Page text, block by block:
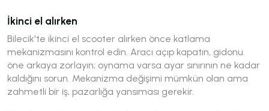
İkinci el alırken
Bilecik'te ikinci el scooter alırken önce katlama
mekanizmasını kontrol edin. Aracı açıp kapatın, gidonu
öne arkaya zorlayın; oynama varsa ayar sınırının ne kadar
kaldığını sorun. Mekanizma değişimi mümkün olan ama
zahmetli bir iş, pazarlığa yansıması gerekir.